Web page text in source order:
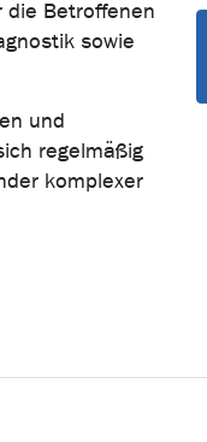
die Betroffenen
sowie
und
regelmäßig
komplexer